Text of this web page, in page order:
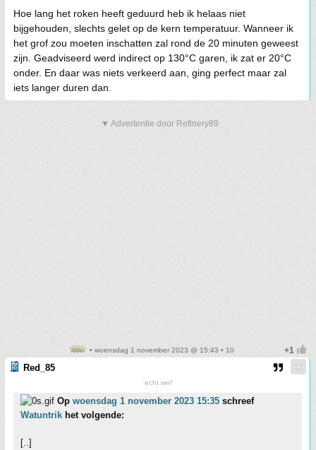
Hoe lang het roken heeft geduurd heb ik helaas niet
bijgehouden, slechts gelet op de kern temperatuur. Wanneer ik
het grof zou moeten inschatten zal rond de 20 minuten geweest
zijn. Geadviseerd werd indirect op 130°C garen, ik zat er 20°C
onder. En daar was niets verkeerd aan, ging perfect maar zal
iets langer duren dan.
▼ Advertentie door Refinery89
• woensdag 1 november 2023 @ 15:43 • 10
Red_85
'echt wel'
Op woensdag 1 november 2023 15:35 schreef
Watuntrik het volgende:
[..]